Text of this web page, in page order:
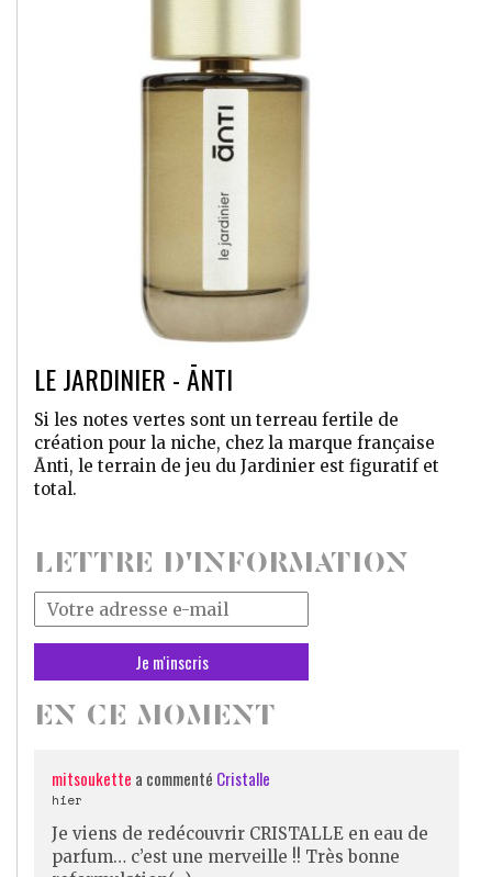
LE JARDINIER - ĀNTI
Si les notes vertes sont un terreau fertile de
création pour la niche, chez la marque française
Ānti, le terrain de jeu du Jardinier est figuratif et
total.
LETTRE D'INFORMATION
Votre
adresse
mail
*
EN CE MOMENT
mitsoukette a commenté Cristalle
hier
Je viens de redécouvrir CRISTALLE en eau de
parfum… c’est une merveille !! Très bonne